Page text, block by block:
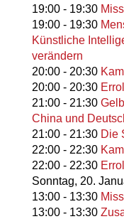
19:00- 19:30
19:00- 19:30
Künstliche
verändern
20:00- 20:30
20:00- 20:30
21:00- 21:30
China und
21:00- 21:30 Die
22:00- 22:30
22:00- 22:30
Sonntag, 20.
13:00- 13:30
13:00- 13:30